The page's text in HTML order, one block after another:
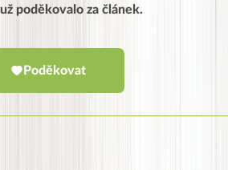
poděkovalo za článek.
Poděkovat